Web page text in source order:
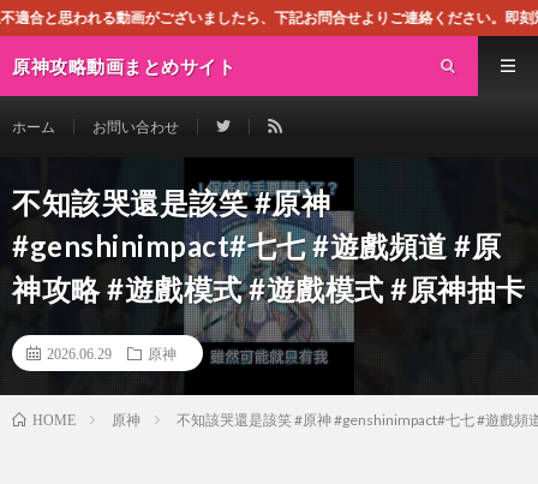
ございましたら、下記お問合せよりご連絡ください。即刻対処させて頂き
原神攻略動画まとめサイト
ホーム お問い合わせ
不知該哭還是該笑 #原神
#genshinimpact#七七 #遊戲頻道 #原
神攻略 #遊戲模式 #遊戲模式 #原神抽卡
2026.06.29 原神
HOME 原神 不知該哭還是該笑 #原神 #genshinimpact#七七 #遊戲頻